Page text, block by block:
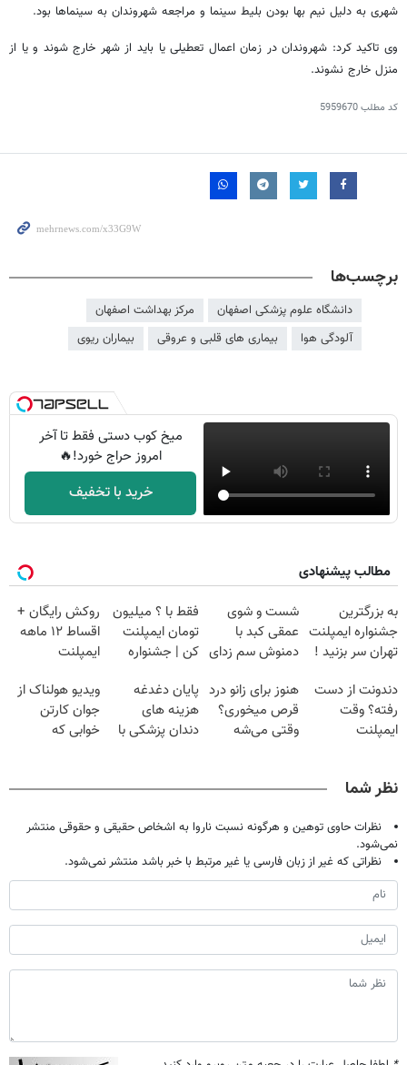
شهری به دلیل نیم بها بودن بلیط سینما و مراجعه شهروندان به سینماها بود.
وی تاکید کرد: شهروندان در زمان اعمال تعطیلی یا باید از شهر خارج شوند و یا از
منزل خارج نشوند.‌
کد مطلب5959670
برچسب‌ها
دانشگاه علوم پزشکی اصفهان
مرکز بهداشت اصفهان
آلودگی هوا
بیماری های قلبی و عروقی بیماران ریوی
میخ کوب دستی فقط تا آخر
امروز حراج خورد!🔥
خرید با تخفیف
مطالب پیشنهادی
به بزرگترین
جشنواره ایمپلنت
تهران سر بزنید !
میلیون !
شست و شوی
عمقی کبد با
دمنوش سم زدای
فقط با ؟ میلیون
تومان ایمپلنت
کن | جشنواره
روکش رایگان +
اقساط ۱۲ ماهه
ایمپلنت
دندونت از دست
رفته؟ وقت
ایمپلنت
هنوز برای زانو درد
قرص میخوری؟
وقتی می‌شه
پایان دغدغه
هزینه های
دندان پزشکی با
ویدیو هولناک از
جوان کارتن
خوابی که
نظر شما
نظرات حاوی توهین و هرگونه نسبت ناروا به اشخاص حقیقی و حقوقی منتشر
نمی‌شود.
نظراتی که غیر از زبان فارسی یا غیر مرتبط با خبر باشد منتشر نمی‌شود.